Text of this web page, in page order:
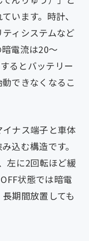
います。時計、
ィシステムなど
電流は20〜
るとバッテリー
できなくなるこ
ナス端子と車体
込む構造です。
左に2回転ほど緩
状態では暗電
期間放置しても